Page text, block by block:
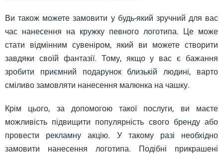
Ви також можете замовити у будь-який зручний для вас
час нанесення на кружку певного логотипа. Це може
стати відмінним сувеніром, який ви можете створити
завдяки своїй фантазії. Тому, якщо у вас є бажання
зробити приємний подарунок близькій людині, варто
сміливо замовляти нанесення малюнка на чашку.
Крім цього, за допомогою такої послуги, ви маєте
можливість підвищити популярність свого бренду або
провести рекламну акцію. У такому разі необхідно
замовити нанесення логотипа. Подібні прикрашені